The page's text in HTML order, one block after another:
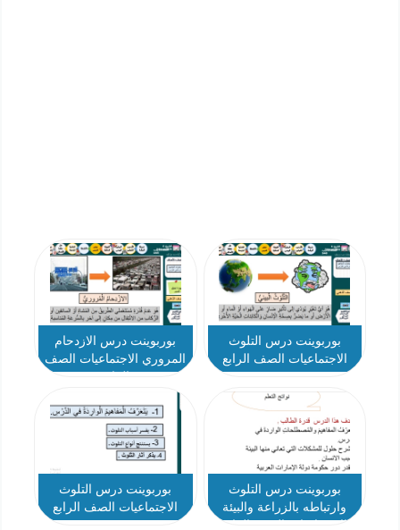
بوربوينت درس التلوث
الاجتماعيات الصف الرابع
بوربوينت درس الازدحام
المروري الاجتماعيات الصف
بوربوينت درس التلوث
وارتباطه بالزراعة والبيئة
بوربوينت درس التلوث
الاجتماعيات الصف الرابع